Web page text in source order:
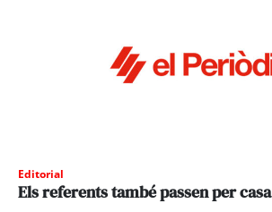
Editorial
Els referents també passen per casa